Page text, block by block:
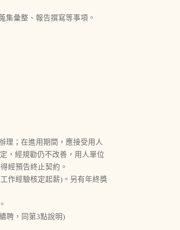
集彙整、報告撰寫等事項。
理；在進用期間，應接受用人
，經規勸仍不改善，用人單位
經預告終止契約。
作經驗核定起薪)。另有年終獎
聘，同第3點說明)